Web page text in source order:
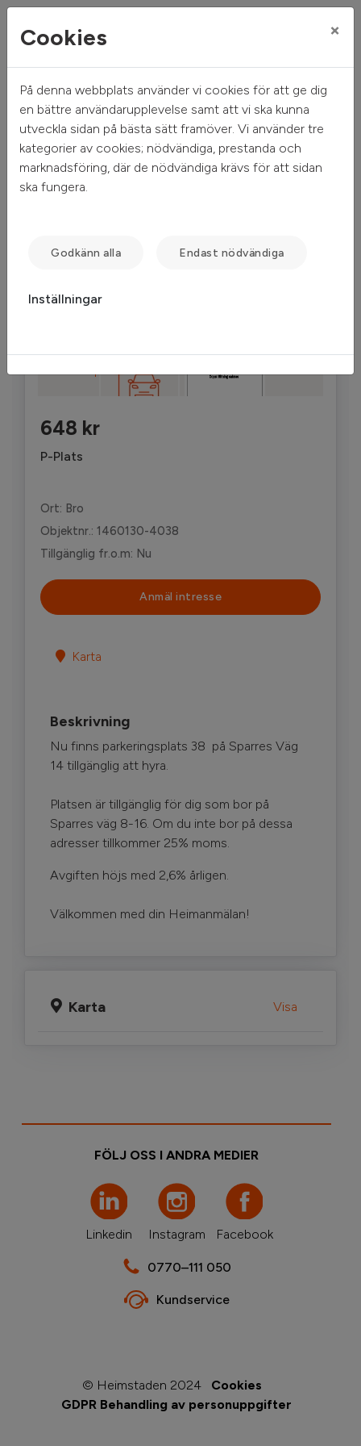
Mitt hem Sök ledigt Sparres Väg 14
Sparres Väg 14
Stockholm - Bro Mälarstad
'
648 kr
P-Plats
Ort: Bro
Objektnr.: 1460130-4038
Tillgänglig fr.o.m: Nu
Anmäl intresse
Karta
Beskrivning
Nu finns parkeringsplats 38 på Sparres Väg
14 tillgänglig att hyra.
Platsen är tillgänglig för dig som bor på
Sparres väg 8-16. Om du inte bor på dessa
adresser tillkommer 25% moms.
Avgiften höjs med 2,6% årligen.
Välkommen med din Heimanmälan!
Karta Visa
FÖLJ OSS I ANDRA MEDIER
Linkedin Instagram Facebook
0770–111 050
Kundservice
© Heimstaden 2024
Cookies
GDPR Behandling av personuppgifter
Cookies ×
På denna webbplats använder vi cookies för att ge dig
en bättre användarupplevelse samt att vi ska kunna
utveckla sidan på bästa sätt framöver. Vi använder tre
kategorier av cookies; nödvändiga, prestanda och
marknadsföring, där de nödvändiga krävs för att sidan
ska fungera.
Godkänn alla Endast nödvändiga
Inställningar